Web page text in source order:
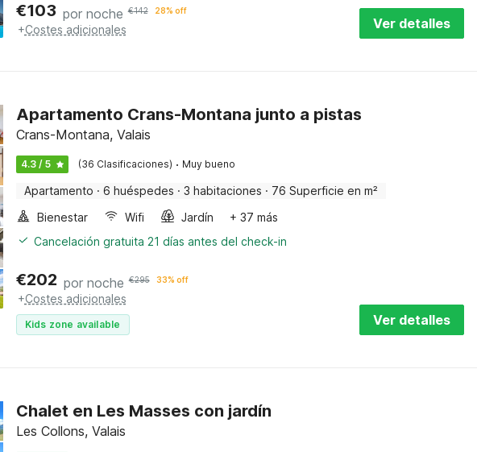
€103 por noche €142 28% off
+Costes adicionales Ver detalles
Apartamento Crans-Montana junto a pistas
Crans-Montana, Valais
4.3 / 5 (36 Clasificaciones) · Muy bueno
Apartamento · 6 huéspedes · 3 habitaciones · 76 Superficie en m²
Bienestar
Wifi Jardín
+ 37 más
Cancelación gratuita 21 días antes del check-in
€202 por noche €295 33% off
+Costes adicionales
Kids zone available Ver detalles
Chalet en Les Masses con jardín
Les Collons, Valais